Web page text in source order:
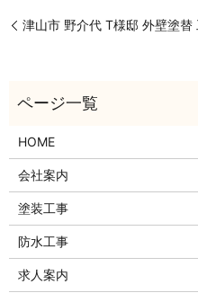
津山市 野介代 T様邸 外壁塗
HOME
会社案内
塗装工事
防水工事
求人案内